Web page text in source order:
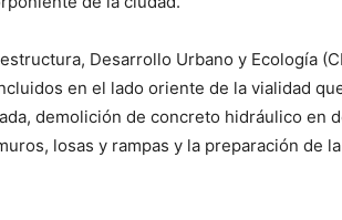
Desarrollo Urbano y Ecología
en el lado oriente de la vialidad
demolición de concreto hidráulico en
losas y rampas y la preparación de